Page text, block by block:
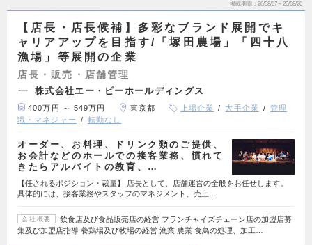
掲載期間 26/08/07～26/08/20
【店長・店長候補】多彩なブランド展開でキ
ャリアアップを目指す/「塚田農場」「四十八
漁場」等展開の企業
店長・販売・店舗管理
株式会社エー・ピーホールディングス
400万円 ～ 549万円 東京都 上場企業 大手企業
管理
職・マネジャー
転勤なし
オーダー、お料理、ドリンク類のご提供、
お会計などのホールでの接客業務、慣れて
きたらアルバイトの教育、…
【任されるポジション・裁量】 店長として、店舗運営の全般をお任せします。
具体的には、接客業務やスタッフのマネジメント、売上…
会社概要
飲食店及び食品販売店の経営 フランチャイズチェーン店の加盟店募
集及び加盟店指導 養鶏場及び牧場の経営 漁業 農業 食鳥の処理、加工…